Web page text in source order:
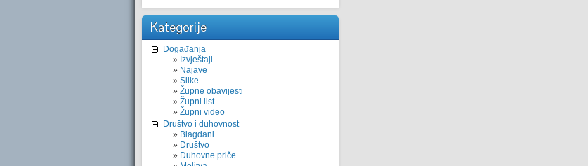
Kategorije
Događanja
Izvještaji
Najave
Slike
Župne obavijesti
Župni list
Župni video
Društvo i duhovnost
Blagdani
Društvo
Duhovne priče